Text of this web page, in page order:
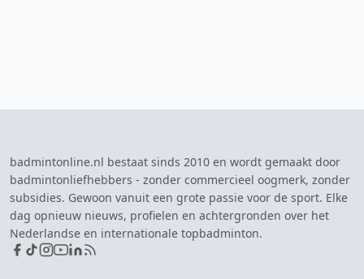
badmintonline.nl bestaat sinds 2010 en wordt gemaakt door
badmintonliefhebbers - zonder commercieel oogmerk, zonder
subsidies. Gewoon vanuit een grote passie voor de sport. Elke
dag opnieuw nieuws, profielen en achtergronden over het
Nederlandse en internationale topbadminton.